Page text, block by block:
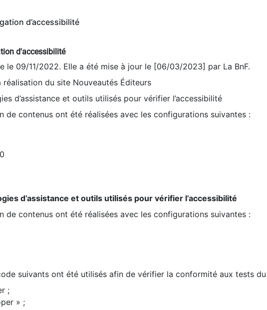
d’accessibilité
d'accessibilité
le 09/11/2022. Elle a été mise à jour le [06/03/2023] par La BnF.
du site Nouveautés Éditeurs
d’assistance et outils utilisés pour vérifier l’accessibilité
de contenus ont été réalisées avec les configurations suivantes :
d’assistance et outils utilisés pour vérifier l’accessibilité
de contenus ont été réalisées avec les configurations suivantes :
suivants ont été utilisés afin de vérifier la conformité aux tests du
;
» ;